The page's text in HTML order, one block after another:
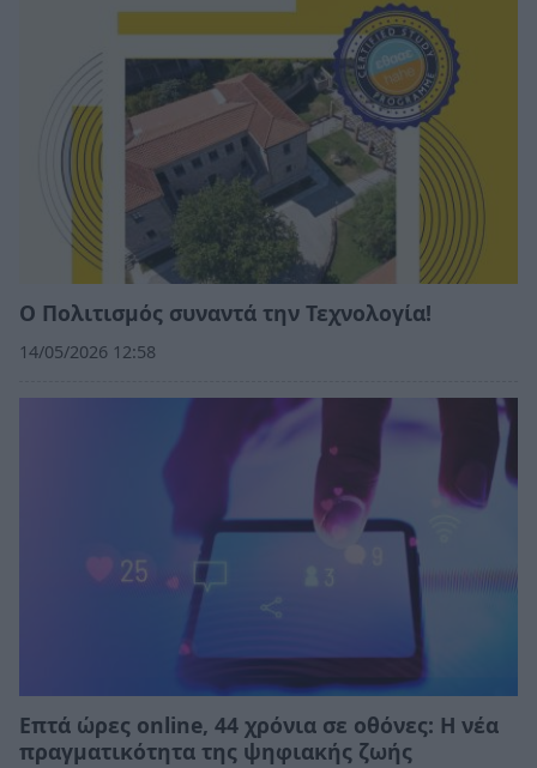
Ο Πολιτισμός συναντά την Τεχνολογία!
14/05/2026 12:58
Επτά ώρες online, 44 χρόνια σε οθόνες: Η νέα
πραγματικότητα της ψηφιακής ζωής